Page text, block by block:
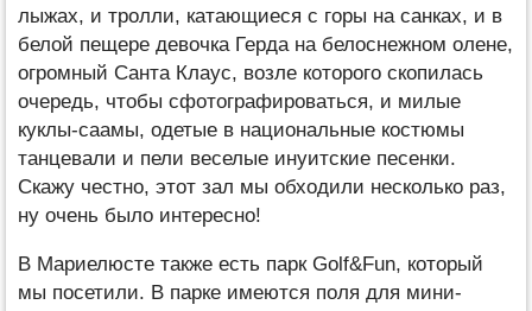
лыжах, и тролли, катающиеся с горы на санках, и в
белой пещере девочка Герда на белоснежном олене,
огромный Санта Клаус, возле которого скопилась
очередь, чтобы сфотографироваться, и милые
куклы-саамы, одетые в национальные костюмы
танцевали и пели веселые инуитские песенки.
Скажу честно, этот зал мы обходили несколько раз,
ну очень было интересно!
В Мариелюсте также есть парк Golf&Fun, который
мы посетили. В парке имеются поля для мини-